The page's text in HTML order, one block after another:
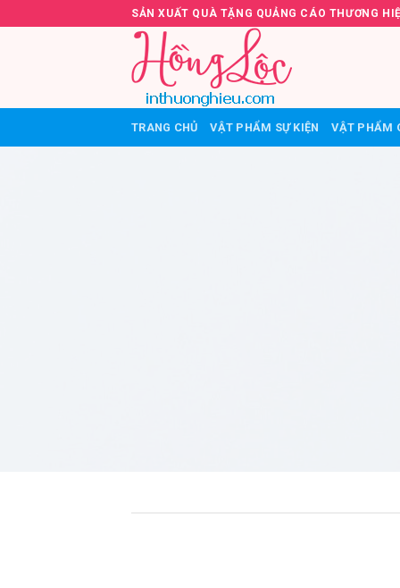
to
SẢN XUẤT QUÀ TẶNG QUẢNG CÁO THƯƠNG
TRANG CHỦ VẬT PHẨM SỰ KIỆN VẬT PHẨM